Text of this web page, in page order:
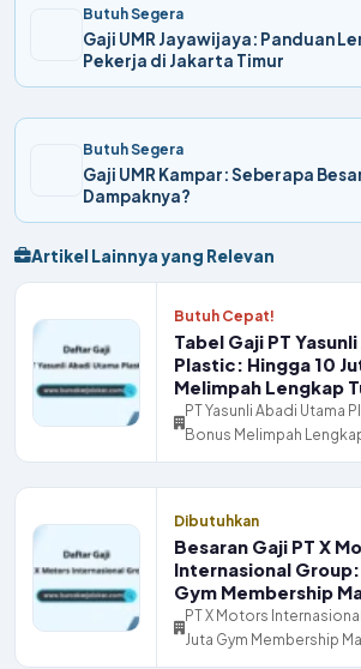
Butuh Segera
Gaji UMR Jayawijaya: Panduan
Pekerja di Jakarta Timur
Butuh Segera
Gaji UMR Kampar: Seberapa
Dampaknya?
Artikel Lainnya yang Relevan
Butuh Cepat!
Tabel Gaji PT
Plastic: Hingga 10
Melimpah Lengkap
PT Yasunli Abadi Utama
Bonus Melimpah
Dibutuhkan
Besaran Gaji PT X
Internasional Group:
Gym Membership
PT X Motors
Juta Gym Membership